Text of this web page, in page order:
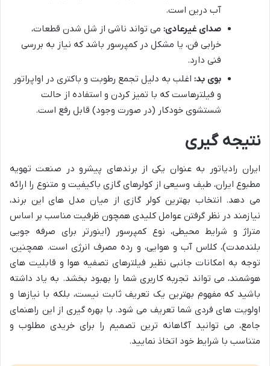
آب درین است.
صدای غیرعادی: می تواند ناشی از شل شدن قطعات،
خرابی فن، یا مشکل در کمپرسور باشد که نیاز به بررسی
فنی دارد.
بوی بد: اغلب به دلیل تجمع رطوبت و باکتری در اواپراتور
و فیلترهاست که با تمیز کردن و استفاده از حالت
شستشوی خودکار (در صورت وجود) قابل رفع است.
نتیجه گیری
ایران رادیاتور به عنوان یکی از برندهای پیشرو در صنعت تهویه
مطبوع ایران، طیف وسیعی از کولرهای گازی باکیفیت و متنوع را ارائه
می دهد. انتخاب بهترین کولر گازی از میان مدل های این برند،
نیازمند در نظر گرفتن عوامل کلیدی همچون ظرفیت مناسب بر اساس
متراژ و شرایط محیطی، نوع کمپرسور (اینورتر برای صرفه جویی
بلندمدت)، کلاس آب و هوایی، و رده مصرف انرژی است. همچنین،
توجه به امکانات جانبی نظیر فیلترهای تصفیه هوا و قابلیت های
هوشمند، می تواند تجربه کاربری شما را بهبود بخشد. به یاد داشته
باشید که مفهوم بهترین یک تعریف ثابت نیست، بلکه با نیازها و
اولویت های فردی شما تعریف می شود. با بهره گیری از این راهنمای
جامع، می توانید آگاهانه ترین تصمیم را برای خریدی مطلوب و
متناسب با شرایط خود اتخاذ نمایید.